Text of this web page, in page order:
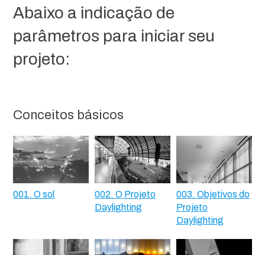
Abaixo a indicação de
parâmetros para iniciar seu
projeto:
Conceitos básicos
001. O sol
002. O Projeto
Daylighting
003. Objetivos do
Projeto
Daylighting